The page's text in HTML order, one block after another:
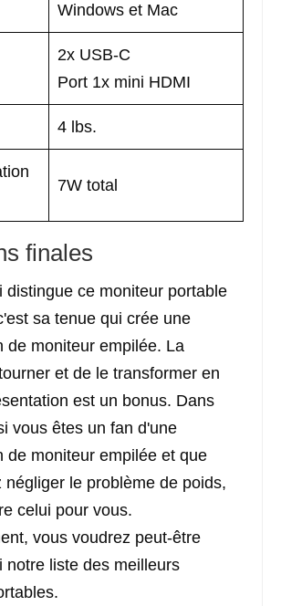
Windows et Mac
2x USB-C
Port 1x mini HDMI
4 lbs.
7W total
finales
distingue ce moniteur portable
sa tenue qui crée une
de moniteur empilée. La
et de le transformer en
est un bonus. Dans
vous êtes un fan d'une
de moniteur empilée et que
négliger le problème de poids,
celui pour vous.
vous voudrez peut-être
notre liste des meilleurs